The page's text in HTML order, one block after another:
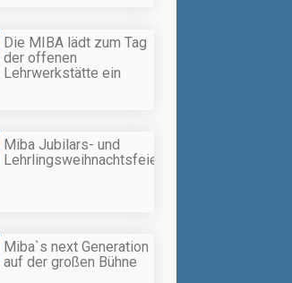
Die MIBA lädt zum Tag
der offenen
Lehrwerkstätte ein
Miba Jubilars- und
Lehrlingsweihnachtsfeier
Miba`s next Generation
auf der großen Bühne